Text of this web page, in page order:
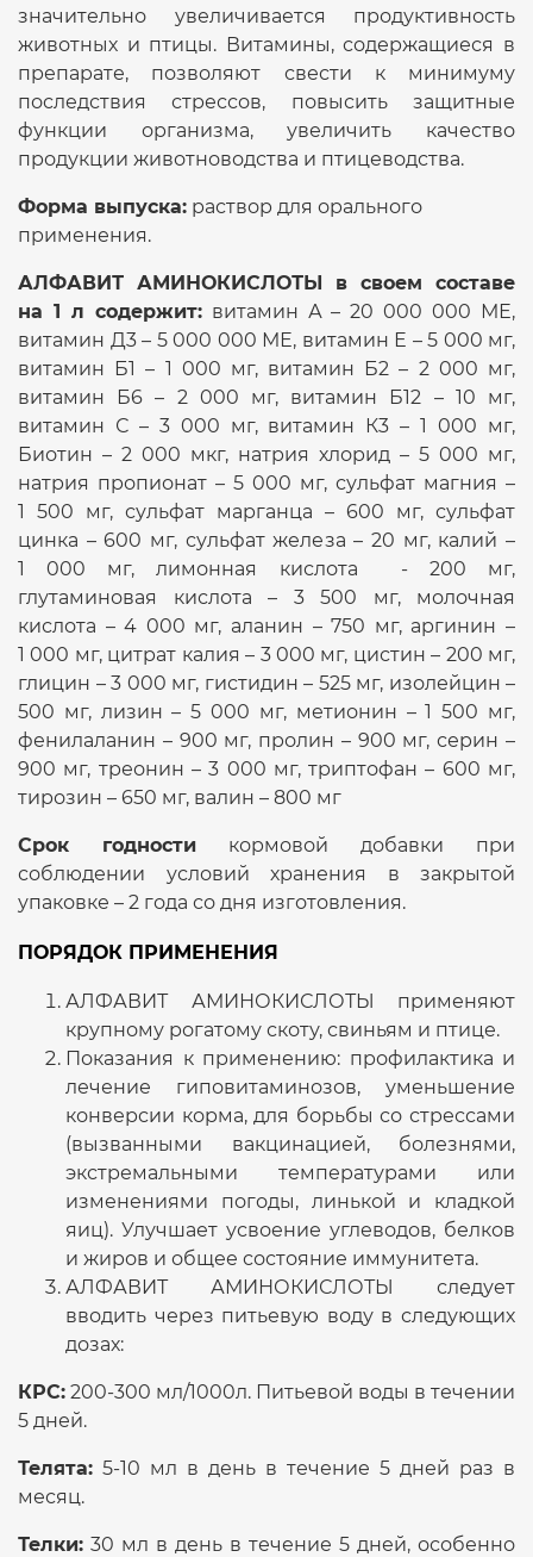
значительно увеличивается продуктивность
животных и птицы. Витамины, содержащиеся в
препарате, позволяют свести к минимуму
последствия стрессов, повысить защитные
функции организма, увеличить качество
продукции животноводства и птицеводства.
Форма выпуска: раствор для орального
применения.
АЛФАВИТ АМИНОКИСЛОТЫ в своем составе
на 1 л содержит:витамин А – 20 000 000 МЕ,
витамин Д3 – 5 000 000 МЕ, витамин Е – 5 000 мг,
витамин Б1 – 1 000 мг, витамин Б2 – 2 000 мг,
витамин Б6 – 2 000 мг, витамин Б12 – 10 мг,
витамин С – 3 000 мг, витамин К3 – 1 000 мг,
Биотин – 2 000 мкг, натрия хлорид – 5 000 мг,
натрия пропионат – 5 000 мг, сульфат магния –
1 500 мг, сульфат марганца – 600 мг, сульфат
цинка – 600 мг, сульфат железа – 20 мг, калий –
1 000 мг, лимонная кислота - 200 мг,
глутаминовая кислота – 3 500 мг, молочная
кислота – 4 000 мг, аланин – 750 мг, аргинин –
1 000 мг, цитрат калия – 3 000 мг, цистин – 200 мг,
глицин – 3 000 мг, гистидин – 525 мг, изолейцин –
500 мг, лизин – 5 000 мг, метионин – 1 500 мг,
фенилаланин – 900 мг, пролин – 900 мг, серин –
900 мг, треонин – 3 000 мг, триптофан – 600 мг,
тирозин – 650 мг, валин – 800 мг
Срок годности кормовой добавки при
соблюдении условий хранения в закрытой
упаковке – 2 года со дня изготовления.
ПОРЯДОК ПРИМЕНЕНИЯ
АЛФАВИТ АМИНОКИСЛОТЫ применяют
крупному рогатому скоту, свиньям и птице.
Показания к применению: профилактика и
лечение гиповитаминозов, уменьшение
конверсии корма, для борьбы со стрессами
(вызванными вакцинацией, болезнями,
экстремальными температурами или
изменениями погоды, линькой и кладкой
яиц). Улучшает усвоение углеводов, белков
и жиров и общее состояние иммунитета.
АЛФАВИТ АМИНОКИСЛОТЫ следует
вводить через питьевую воду в следующих
дозах:
КРС: 200-300 мл/1000л. Питьевой воды в течении
5 дней.
Телята: 5-10 мл в день в течение 5 дней раз в
месяц.
Телки: 30 мл в день в течение 5 дней, особенно